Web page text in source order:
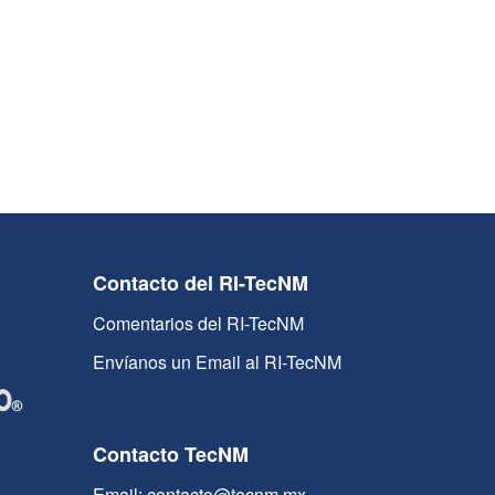
Contacto del RI-TecNM
Comentarios del RI-TecNM
Envíanos un Email al RI-TecNM
Contacto TecNM